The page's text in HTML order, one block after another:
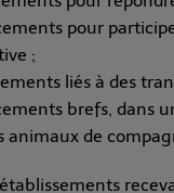
pour
;
liés à des
brefs, dans
animaux de